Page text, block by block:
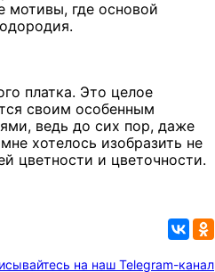
мотивы, где основой
платка. Это целое
своим особенным
ведь до сих пор, даже
хотелось изобразить не
цветности и цветочности.
на наш Telegram-канал
новую детскую библиотеку